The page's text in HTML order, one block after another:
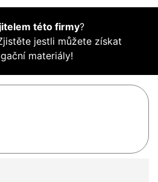
této firmy?
jestli můžete získat
materiály!